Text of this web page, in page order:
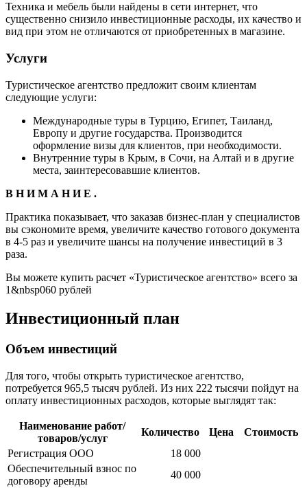
Техника и мебель были найдены в сети интернет, что
существенно снизило инвестиционные расходы, их качество и
вид при этом не отличаются от приобретенных в магазине.
Услуги
Туристическое агентство предложит своим клиентам
следующие услуги:
Международные туры в Турцию, Египет, Таиланд,
Европу и другие государства. Производится
оформление визы для клиентов, при необходимости.
Внутренние туры в Крым, в Сочи, на Алтай и в другие
места, заинтересовавшие клиентов.
В Н И М А Н И Е .
Практика показывает, что заказав бизнес-план у специалистов
вы сэкономите время, увеличите качество готового документа
в 4-5 раз и увеличите шансы на получение инвестиций в 3
раза.
Вы можете купить расчет «Туристическое агентство» всего за
1&nbsp060 рублей
Инвестиционный план
Объем инвестиций
Для того, чтобы открыть туристическое агентство,
потребуется 965,5 тысяч рублей. Из них 222 тысячи пойдут на
оплату инвестиционных расходов, которые выглядят так:
Наименование работ/
товаров/услуг
Количество Цена
Стоимость
Регистрация ООО
18 000
Обеспечительный взнос по
договору аренды
40 000